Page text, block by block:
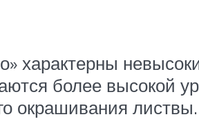
характерны
более высокой
окрашивания листвы.